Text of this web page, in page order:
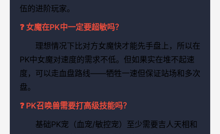
伍的进阶玩家。
❓ 女魔在PK中一定要超敏吗？
理想情况下比对方女魔快才能先手盘上，所以在
PK中女魔对速度的需求不低。但如果实在堆不起速
度，可以走血盘路线——牺牲一速但保证站场和多次
盘。
❓ PK召唤兽需要打高级技能吗？
基础PK宠（血宠/敏控宠）至少需要吉人天相和